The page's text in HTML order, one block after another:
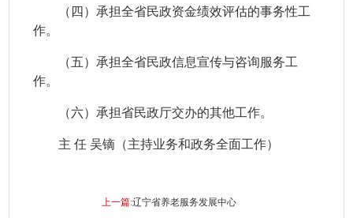
（四）承担全省民政资金绩效评估的事务性工
作。
（五）承担全省民政信息宣传与咨询服务工
作。
（六）承担省民政厅交办的其他工作。
主 任 吴镝（主持业务和政务全面工作）
上一篇:辽宁省养老服务发展中心